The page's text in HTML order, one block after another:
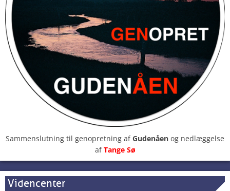
Sammenslutning til genopretning afGudenåen og nedlæggelse
afTange Sø
Videncenter